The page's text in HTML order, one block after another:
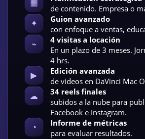
▦
de contenido. Empresa o
✦
Guion avanzado
con enfoque a ventas,
⌁
4 visitas a locación
En un plazo de 3 meses.
4 hrs.
▶
Edición avanzada
de videos en DaVinci Mac
☁
34 reels finales
subidos a la nube para
Facebook e Instagram.
◔
Informe de métricas
para evaluar resultados.